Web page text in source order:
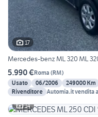
17
Mercedes-benz ML 320 ML
5.990 €Roma (RM)
Usato
06/2006 249000 Km
Rivenditore Automia.it vendita
14